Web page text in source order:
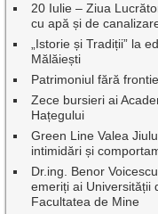
20 Iulie – Ziua
cu apă și de
„Istorie și Tradiții” la
Mălăiești
Patrimoniul fără
Zece bursieri ai
Hațegului
Green Line Valea
intimidări și
Dr.ing. Benor
emeriți ai Universității
Facultatea de Mine